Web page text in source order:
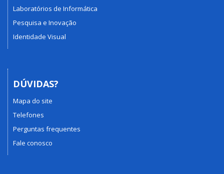
Laboratórios de Informática
Pesquisa e Inovação
Identidade Visual
DÚVIDAS?
Mapa do site
Telefones
Perguntas frequentes
Fale conosco